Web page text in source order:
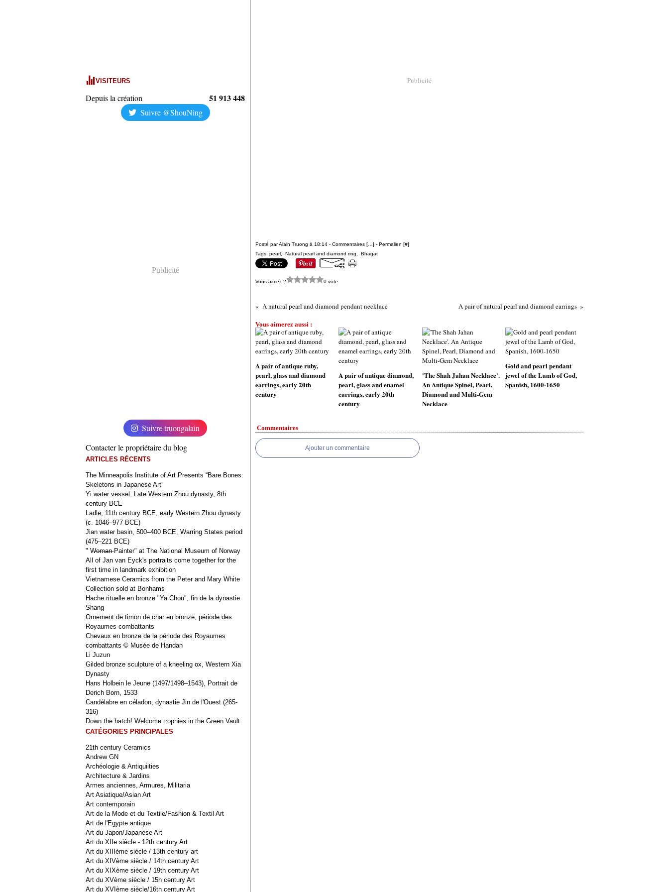
VISITEURS
Depuis la création 51 913 448
Suivre @ShouNing
Publicité
Suivre truongalain
Contacter le propriétaire du blog
ARTICLES RÉCENTS
The Minneapolis Institute of Art Presents “Bare Bones:
Skeletons in Japanese Art”
Yi water vessel, Late Western Zhou dynasty, 8th
century BCE
Ladle, 11th century BCE, early Western Zhou dynasty
(c. 1046–977 BCE)
Jian water basin, 500–400 BCE, Warring States period
(475–221 BCE)
" W̶o̶m̶a̶n̶ Painter" at The National Museum of Norway
All of Jan van Eyck's portraits come together for the
first time in landmark exhibition
Vietnamese Ceramics from the Peter and Mary White
Collection sold at Bonhams
Hache rituelle en bronze "Ya Chou", fin de la dynastie
Shang
Ornement de timon de char en bronze, période des
Royaumes combattants
Chevaux en bronze de la période des Royaumes
combattants © Musée de Handan
Li Juzun
Gilded bronze sculpture of a kneeling ox, Western Xia
Dynasty
Hans Holbein le Jeune (1497/1498–1543), Portrait de
Derich Born, 1533
Candélabre en céladon, dynastie Jin de l'Ouest (265-
316)
Down the hatch! Welcome trophies in the Green Vault
CATÉGORIES PRINCIPALES
21th century Ceramics
Andrew GN
Archéologie & Antiquiities
Architecture & Jardins
Armes anciennes, Armures, Militaria
Art Asiatique/Asian Art
Art contemporain
Art de la Mode et du Textile/Fashion & Textil Art
Art de l'Egypte antique
Art du Japon/Japanese Art
Art du XIIe siècle - 12th century Art
Art du XIIIème siècle / 13th century art
Art du XIVème siècle / 14th century Art
Art du XIXème siècle / 19th century Art
Art du XVème siècle / 15h century Art
Art du XVIème siècle/16th century Art
Publicité
Posté par Alain Truong à 18:14 - Commentaires [ ] - Permalien [#]
Tags: pearl Natural pearl and diamond ring Bhagat
Vous aimez ? 0 vote
A natural pearl and diamond pendant necklace A pair of natural pearl and diamond earrings
Vous aimerez aussi :
A pair of antique ruby,
pearl, glass and diamond
earrings, early 20th
century
A pair of antique diamond,
pearl, glass and enamel
earrings, early 20th
century
'The Shah Jahan Necklace'.
An Antique Spinel, Pearl,
Diamond and Multi-Gem
Necklace
Gold and pearl pendant
jewel of the Lamb of God,
Spanish, 1600-1650
Commentaires
Ajouter un commentaire